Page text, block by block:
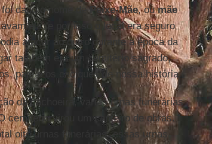
dado o nome dePeixe-Mãe, oumãe
ela, e por isso o local era seguro
atacar ao outro durante a época da
também era um cemitério sagrado,
pajé e os caciques de nossa história.
da cachoeira, varias urnas funerárias
cemitério virou um canteiro de obras.
oito urnas funerárias: essas urnas